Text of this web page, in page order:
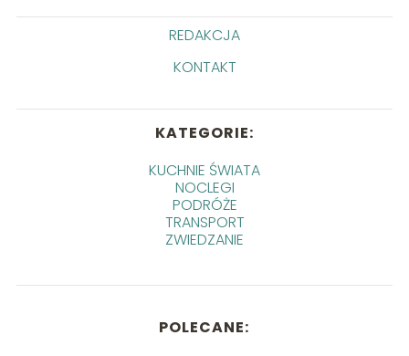
REDAKCJA
KONTAKT
KATEGORIE:
KUCHNIE ŚWIATA
NOCLEGI
PODRÓŻE
TRANSPORT
ZWIEDZANIE
POLECANE: